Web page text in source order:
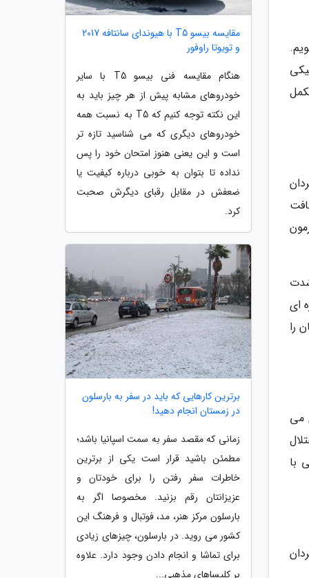
ای
را
می
با
مقایسه بیسو T5 با هیوندای سانتافه 2017
و تویوتا راوفور
هنگام مقایسه فنی بیسو T5 با سایر
خودروهای مشابه پیش از هر چیز باید به
این نکته توجه کنیم که T5 به نسبت همه
خودروهای دیگری که می شناسید تازه تر
است و این یعنی هنوز امتحان خود را پس
نداده تا بتوان به خوبی درباره کیفیت یا
ضعفش در مقابل رقبای دیگرش صحبت
کرد.
برترین کارهایی که باید در سفر به بارسلون
در زمستان انجام دهید!
زمانی که مقصد سفر به سمت اسپانیا باشد؛
مطمئن باشید قرار است یکی از برترین
خاطرات سفر رفتن را برای خودتان و
عزیزانتان رقم بزنید. مخصوصا اگر به
بارسلون مرکز هنر، مد، فوتبال و فرهنگ این
کشور می روید. در بارسلون، چیزهای زیادی
برای تماشا و انجام دادن وجود دارد. علاوه
بر کلیساهای مذهبی...